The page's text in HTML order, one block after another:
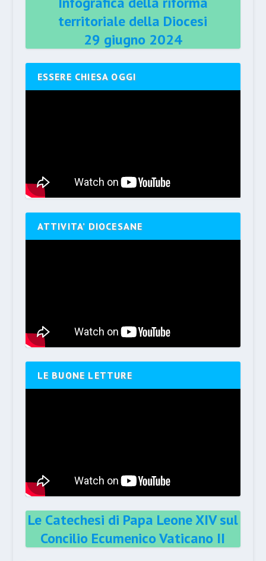
territoriale della Diocesi
29 giugno 2024
ESSERE CHIESA OGGI
ATTIVITA’ DIOCESANE
LE BUONE LETTURE
Le Catechesi di Papa Leone XIV sul
Concilio Ecumenico Vaticano II